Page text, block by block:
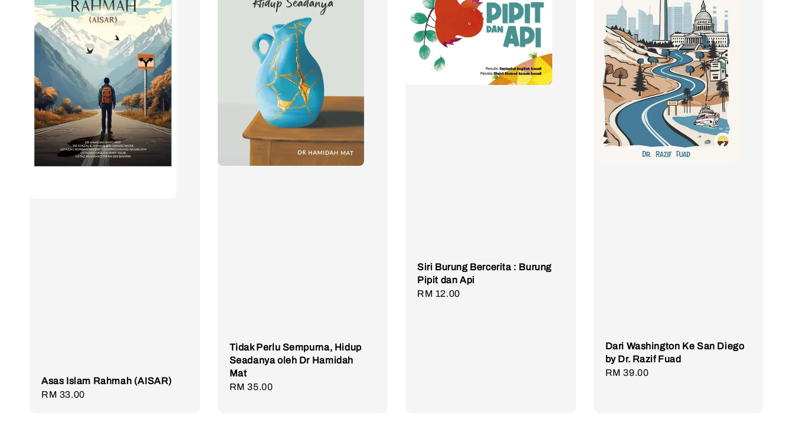
Asas Islam Rahmah (AISAR)
Regular
RM 33.00
Tidak Perlu Sempurna, Hidup
Seadanya oleh Dr Hamidah
Mat
Regular
RM 35.00
Siri Burung Bercerita : Burung
Pipit dan Api
Regular
RM 12.00
Dari Washington Ke San Diego
by Dr. Razif Fuad
Regular
RM 39.00